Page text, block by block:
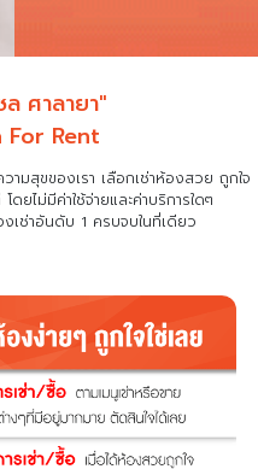
ล ศาลายา"
For Rent
มสุขของเรา เลือกเช่าห้องสวย ถูกใจ
ยไม่มีค่าใช้จ่ายและค่าบริการใดๆ
ช่าอันดับ 1 ครบจบในที่เดียว